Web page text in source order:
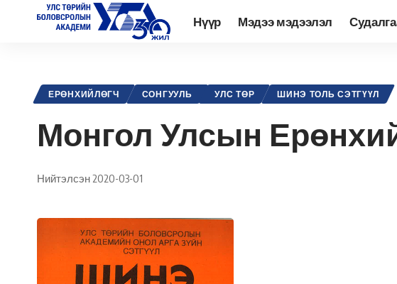
Нүүр Мэдээ мэдээлэл
ЕРӨНХИЙЛӨГЧ СОНГУУЛЬ УЛС ТӨР ШИНЭ ТОЛЬ СЭТГҮҮЛ
Монгол Улсын
Нийтэлсэн 2020-03-01